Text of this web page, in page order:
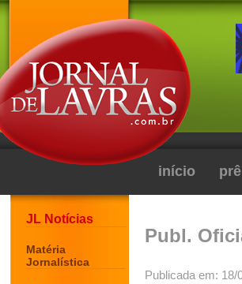
início
JL Notícias
Matéria
Jornalística
Publ.
Publicada em: 18/